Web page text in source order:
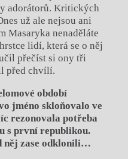
adorátorů. Kritických
už ale nejsou ani
Masaryka nenaděláte
lidí, která se o něj
přečíst si ony tři
před chvílí.
období
jméno skloňovalo ve
rezonovala potřeba
s první republikou.
něj zase odklonili…